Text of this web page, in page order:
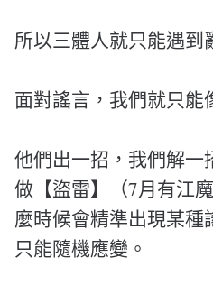
所以三體人就只能遇到
面對謠言，我們就只能
他們出一招，我們解一
做【盜雷】（7月有江
麼時候會精準出現某
只能隨機應變。